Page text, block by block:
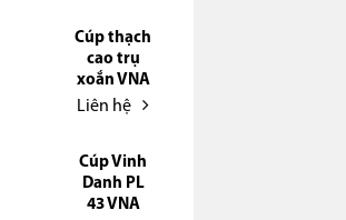
Cúp thạch
cao trụ
xoắn VNA
Liên hệ
Cúp Vinh
Danh PL
43 VNA